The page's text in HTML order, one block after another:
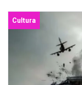
Cultura